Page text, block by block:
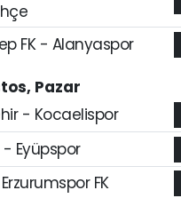
FK - Alanyaspor
Pazar
- Kocaelispor
Eyüpspor
FK